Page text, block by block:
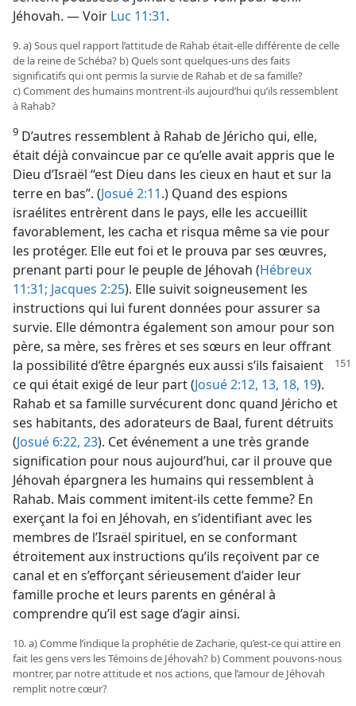
Jéhovah. — Voir Luc 11:31.
9. a) Sous quel rapport l’attitude de Rahab était-​elle différente de celle
de la reine de Schéba? b) Quels sont quelques-uns des faits
significatifs qui ont permis la survie de Rahab et de sa famille?
c) Comment des humains montrent-​ils aujourd’hui qu’ils ressemblent
à Rahab?
9 D’autres ressemblent à Rahab de Jéricho qui, elle,
était déjà convaincue par ce qu’elle avait appris que le
Dieu d’Israël “est Dieu dans les cieux en haut et sur la
terre en bas”. (Josué 2:11.) Quand des espions
israélites entrèrent dans le pays, elle les accueillit
favorablement, les cacha et risqua même sa vie pour
les protéger. Elle eut foi et le prouva par ses œuvres,
prenant parti pour le peuple de Jéhovah (Hébreux
11:31; Jacques 2:25). Elle suivit soigneusement les
instructions qui lui furent données pour assurer sa
survie. Elle démontra également son amour pour son
père, sa mère, ses frères et ses sœurs en leur offrant
la possibilité d’être épargnés eux aussi s’ils faisaient
ce qui était exigé de leur part (Josué 2:12, 13, 18, 19).
Rahab et sa famille survécurent donc quand Jéricho et
ses habitants, des adorateurs de Baal, furent détruits
(Josué 6:22, 23). Cet événement a une très grande
signification pour nous aujourd’hui, car il prouve que
Jéhovah épargnera les humains qui ressemblent à
Rahab. Mais comment imitent-​ils cette femme? En
exerçant la foi en Jéhovah, en s’identifiant avec les
membres de l’Israël spirituel, en se conformant
étroitement aux instructions qu’ils reçoivent par ce
canal et en s’efforçant sérieusement d’aider leur
famille proche et leurs parents en général à
comprendre qu’il est sage d’agir ainsi.
10. a) Comme l’indique la prophétie de Zacharie, qu’est-​ce qui attire en
fait les gens vers les Témoins de Jéhovah? b) Comment pouvons-​nous
montrer, par notre attitude et nos actions, que l’amour de Jéhovah
remplit notre cœur?